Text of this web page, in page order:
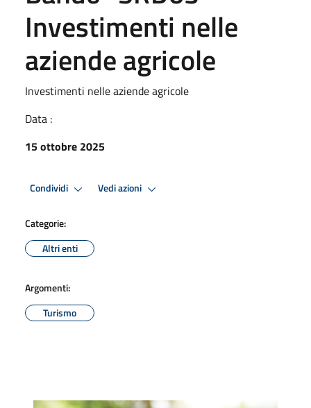
Investimenti nelle
aziende agricole
Investimenti nelle aziende agricole
Data :
15 ottobre 2025
Condividi Vedi azioni
Categorie:
Altri enti
Argomenti:
Turismo